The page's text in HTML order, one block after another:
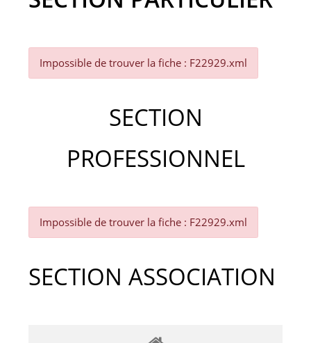
Impossible de trouver la fiche : F22929.xml
SECTION
PROFESSIONNEL
Impossible de trouver la fiche : F22929.xml
SECTION ASSOCIATION